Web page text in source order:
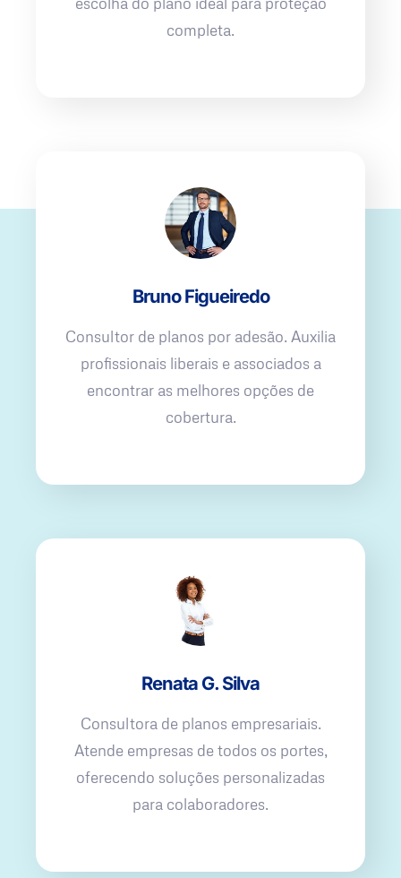
completa.
Bruno Figueiredo
Consultor de planos por adesão. Auxilia
profissionais liberais e associados a
encontrar as melhores opções de
cobertura.
Renata G. Silva
Consultora de planos empresariais.
Atende empresas de todos os portes,
oferecendo soluções personalizadas
para colaboradores.